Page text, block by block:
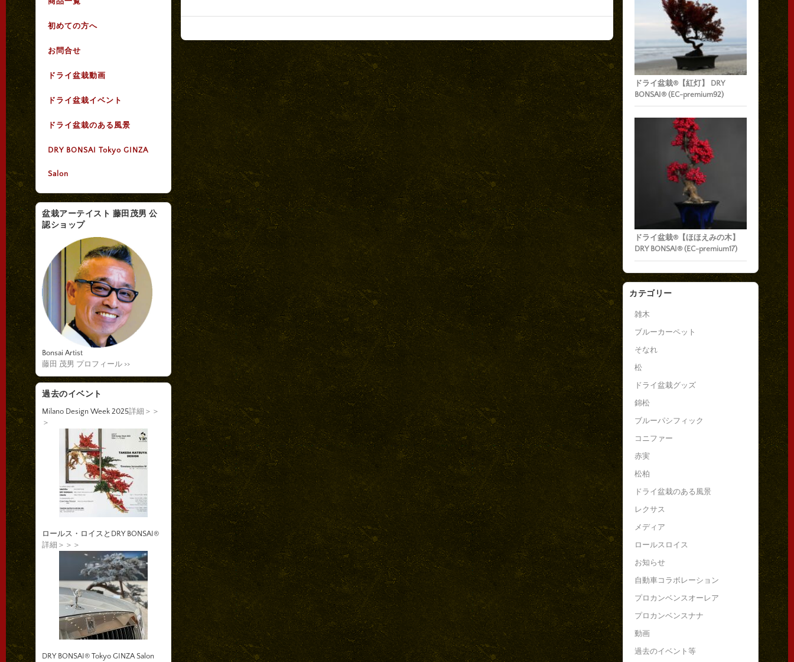
初めての方へ
お問合せ
ドライ盆栽動画
ドライ盆栽イベント
ドライ盆栽のある風景
DRY BONSAI Tokyo GINZA
Salon
ドライ盆栽®【紅灯】 DRY
BONSAI® (EC-premium92)
ドライ盆栽®【ほほえみの木】
DRY BONSAI® (EC-premium17)
カテゴリー
雑木
ブルーカーペット
そなれ
松
ドライ盆栽グッズ
錦松
ブルーパシフィック
コニファー
赤実
松柏
ドライ盆栽のある風景
レクサス
メディア
ロールスロイス
お知らせ
自動車コラボレーション
プロカンベンスオーレア
プロカンベンスナナ
動画
過去のイベント等
盆栽アーテイスト 藤田茂男 公
認ショップ
Bonsai Artist
藤田 茂男 プロフィール >>
過去のイベント
Milano Design Week 2025詳細＞＞
＞
ロールス・ロイスとDRY BONSAI®
詳細＞＞＞
DRY BONSAI® Tokyo GINZA Salon